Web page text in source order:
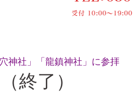
神社」「龍鎮神社」に参拝
終了）